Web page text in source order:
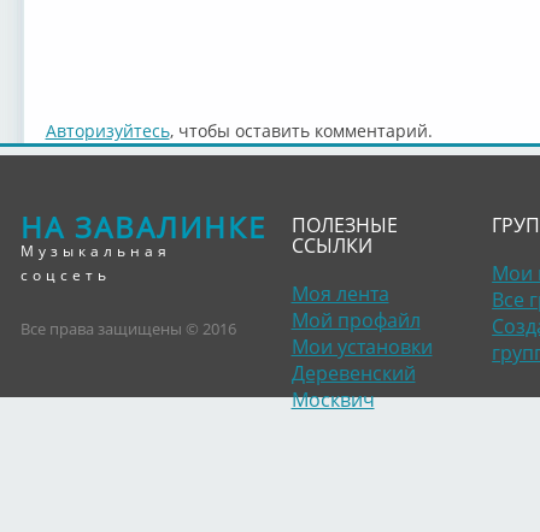
Авторизуйтесь, чтобы оставить комментарий.
НА ЗАВАЛИНКЕ
Музыкальная
соцсеть
Все права защищены © 2016
ПОЛЕЗНЫЕ
ССЫЛКИ
Моя лента
Мой профайл
Мои установки
Деревенский
Москвич
Мои
Все